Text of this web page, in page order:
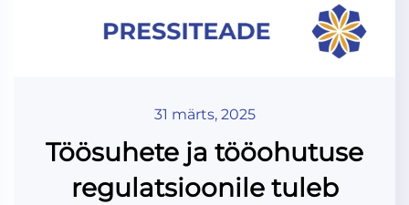
31 märts, 2025
Töösuhete ja tööohutuse
regulatsioonile tuleb